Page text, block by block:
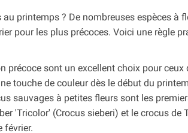
printemps ? De nombreuses espèces à
pour les plus précoces. Voici une règle
précoce sont un excellent choix pour
touche de couleur dès le début du
sauvages à petites fleurs sont les
'Tricolor' (Crocus sieberi) et le crocus
février.